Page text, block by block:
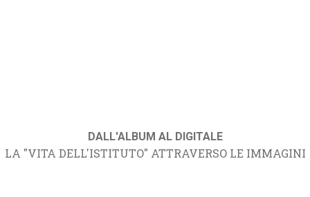
DALL'ALBUM AL DIGITALE
LA "VITA DELL'ISTITUTO" ATTRAVERSO LE IMMAGINI